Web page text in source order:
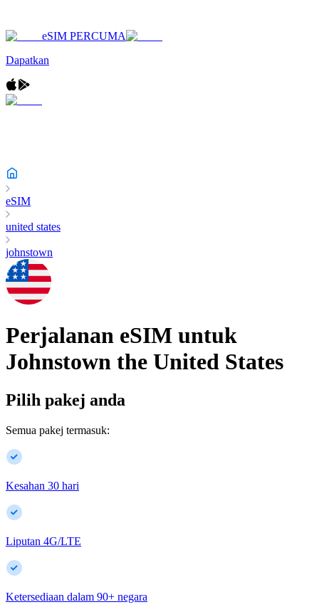
eSIM PERCUMA
Dapatkan
eSIM
united states
johnstown
Perjalanan eSIM untuk
Johnstown the United States
Pilih pakej anda
Semua pakej termasuk:
Kesahan 30 hari
Liputan 4G/LTE
Ketersediaan dalam 90+ negara